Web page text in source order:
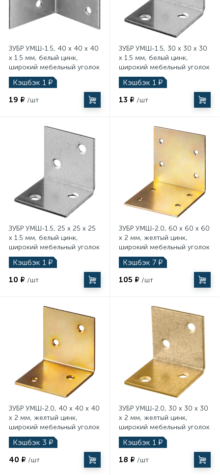
ЗУБР УМШ-1.5, 40 x 40 x 40
x 1.5 мм, белый цинк,
широкий мебельный уголок
(31034-40)
Кэшбэк 1 ₽
19 ₽ /шт
ЗУБР УМШ-1.5, 30 x 30 x 30
x 1.5 мм, белый цинк,
широкий мебельный уголок
(31034-30)
Кэшбэк 1 ₽
13 ₽ /шт
ЗУБР УМШ-1.5, 25 x 25 x 25
x 1.5 мм, белый цинк,
широкий мебельный уголок
(31034-25)
Кэшбэк 1 ₽
10 ₽ /шт
ЗУБР УМШ-2.0, 60 x 60 x 60
x 2 мм, желтый цинк,
широкий мебельный уголок
(31033-60)
Кэшбэк 7 ₽
105 ₽ /шт
ЗУБР УМШ-2.0, 40 x 40 x 40
x 2 мм, желтый цинк,
широкий мебельный уголок
(31033-40)
Кэшбэк 3 ₽
40 ₽ /шт
ЗУБР УМШ-2.0, 30 x 30 x 30
x 2 мм, желтый цинк,
широкий мебельный уголок
(31033-30)
Кэшбэк 1 ₽
18 ₽ /шт